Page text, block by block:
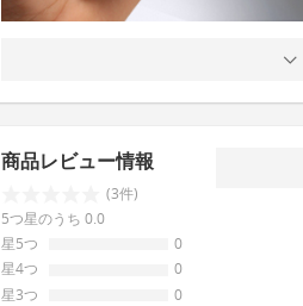
商品レビュー情報
(3件)
5つ星のうち 0.0
星5つ
0
星4つ
0
星3つ
0